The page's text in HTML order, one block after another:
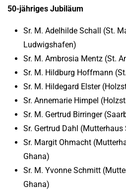
50-jähriges Jubiläum
Sr. M. Adelhilde Schall (St.
Ludwigshafen)
Sr. M. Ambrosia Mentz (St.
Sr. M. Hildburg Hoffmann
Sr. M. Hildegard Elster
Sr. Annemarie Himpel
Sr. M. Gertrud Birringer
Sr. Gertrud Dahl (Mutterhaus
Sr. Margit Ohmacht
Ghana)
Sr. M. Yvonne Schmitt
Ghana)